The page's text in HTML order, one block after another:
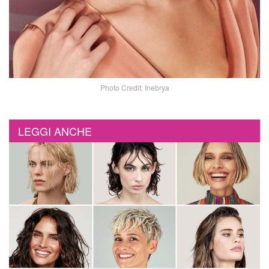
Photo Credit: Inebrya
LEGGI ANCHE